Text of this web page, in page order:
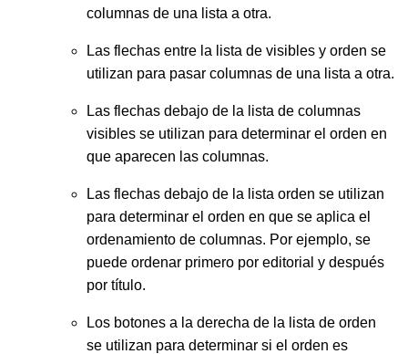
columnas de una lista a otra.
Las flechas entre la lista de visibles y orden se
utilizan para pasar columnas de una lista a otra.
Las flechas debajo de la lista de columnas
visibles se utilizan para determinar el orden en
que aparecen las columnas.
Las flechas debajo de la lista orden se utilizan
para determinar el orden en que se aplica el
ordenamiento de columnas. Por ejemplo, se
puede ordenar primero por editorial y después
por título.
Los botones a la derecha de la lista de orden
se utilizan para determinar si el orden es